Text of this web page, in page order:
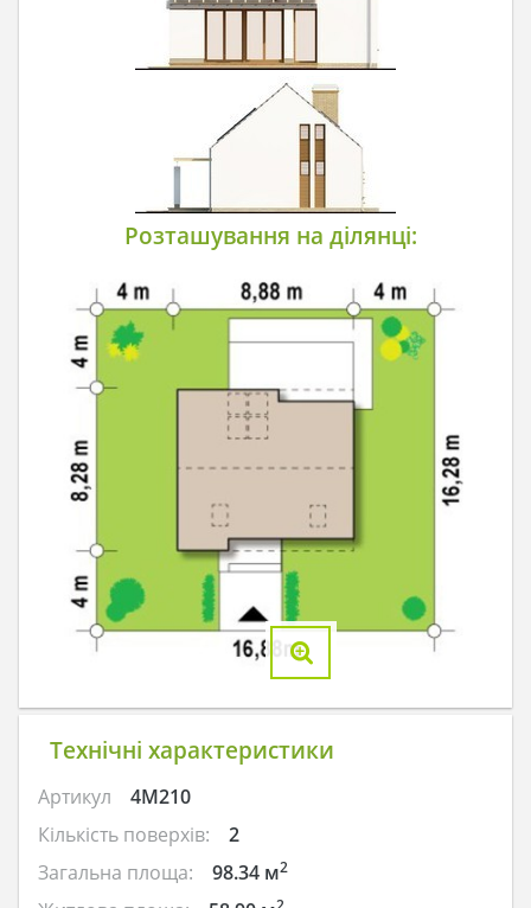
Розташування на ділянці:
Технічні характеристики
Артикул
4M210
Кількість поверхів:
2
Загальна площа:
98.34 м2